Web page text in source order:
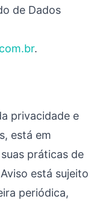
de Dados
.
privacidade e
está em
práticas de
está sujeito
periódica,